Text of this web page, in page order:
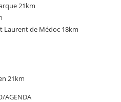
21km
Laurent de Médoc 18km
21km
AGENDA